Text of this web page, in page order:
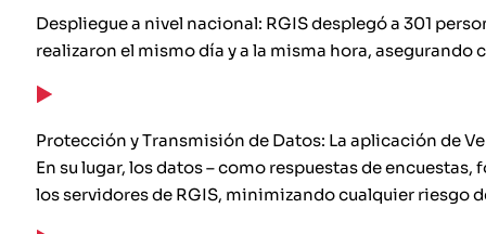
Despliegue a nivel nacional: RGIS desplegó a 301
realizaron el mismo día y a la misma hora,
Protección y Transmisión de Datos: La aplicación de
En su lugar, los datos – como respuestas de
los servidores de RGIS, minimizando cualquier riesgo